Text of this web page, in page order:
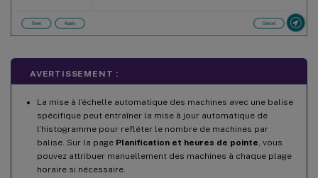
AVERTISSEMENT :
La mise à l’échelle automatique des machines avec une balise
spécifique peut entraîner la mise à jour automatique de
l’histogramme pour refléter le nombre de machines par
balise. Sur la page Planification et heures de pointe , vous
pouvez attribuer manuellement des machines à chaque plage
horaire si nécessaire.